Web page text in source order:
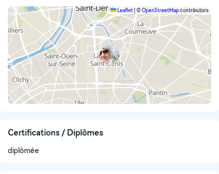
Leaflet ©OpenStreetMapcontributors
Certifications / Diplômes
diplômée